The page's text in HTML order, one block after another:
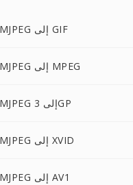
MJPEG إلى GIF
MJPEG إلى MPEG
MJPEG إلى 3GP
MJPEG إلى XVID
MJPEG إلى AV1